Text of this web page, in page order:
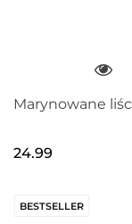
Marynowane
24.99
BESTSELLER